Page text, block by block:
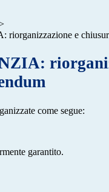
riorganizzazione e
come segue:
garantito.